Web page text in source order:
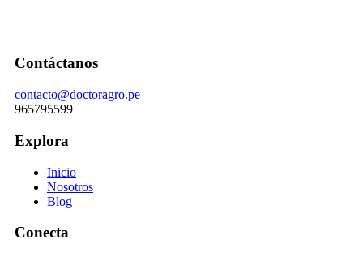
Contáctanos
contacto@doctoragro.pe
965795599
Explora
Inicio
Nosotros
Blog
Conecta